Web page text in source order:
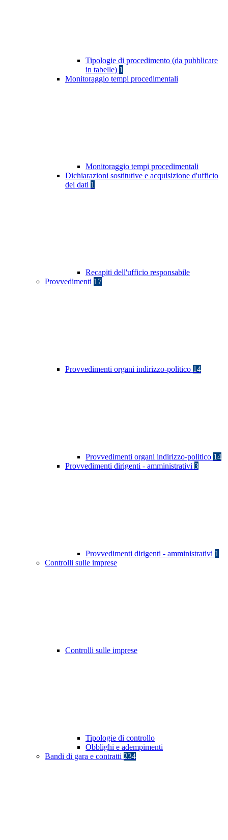
Tipologie di procedimento (da pubblicare
in tabelle) 1
Monitoraggio tempi procedimentali
Monitoraggio tempi procedimentali
Dichiarazioni sostitutive e acquisizione d'ufficio
dei dati 1
Recapiti dell'ufficio responsabile
Provvedimenti 17
Provvedimenti organi indirizzo-politico 14
Provvedimenti organi indirizzo-politico 14
Provvedimenti dirigenti - amministrativi 3
Provvedimenti dirigenti - amministrativi 1
Controlli sulle imprese
Controlli sulle imprese
Tipologie di controllo
Obblighi e adempimenti
Bandi di gara e contratti 234